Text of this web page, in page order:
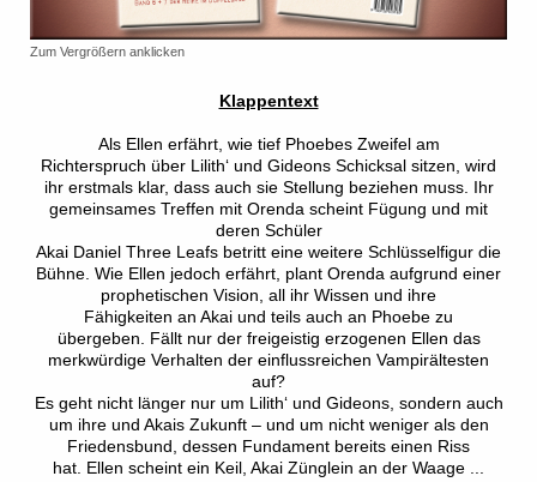
Zum Vergrößern anklicken
Klappentext
Als Ellen erfährt, wie tief Phoebes Zweifel am
Richterspruch über Lilith‘ und Gideons Schicksal sitzen, wird
ihr erstmals klar, dass auch sie Stellung beziehen muss. Ihr
gemeinsames Treffen mit Orenda scheint Fügung und mit
deren Schüler
Akai Daniel Three Leafs betritt eine weitere Schlüsselfigur die
Bühne. Wie Ellen jedoch erfährt, plant Orenda aufgrund einer
prophetischen Vision, all ihr Wissen und ihre
Fähigkeiten an Akai und teils auch an Phoebe zu
übergeben. Fällt nur der freigeistig erzogenen Ellen das
merkwürdige Verhalten der einflussreichen Vampirältesten
auf?
Es geht nicht länger nur um Lilith‘ und Gideons, sondern auch
um ihre und Akais Zukunft – und um nicht weniger als den
Friedensbund, dessen Fundament bereits einen Riss
hat. Ellen scheint ein Keil, Akai Zünglein an der Waage ...